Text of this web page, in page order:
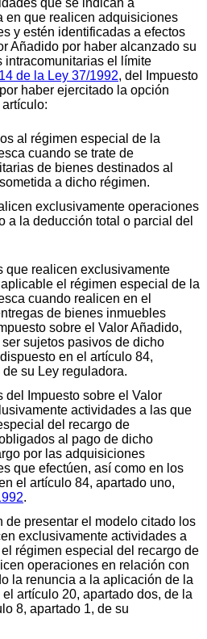
que se indican a
en que realicen adquisiciones
y estén identificadas a efectos
Añadido por haber alcanzado su
el límite
de la Ley 37/1992, del Impuesto
haber ejercitado la opción
al régimen especial de la
cuando se trate de
de bienes destinados al
a dicho régimen.
exclusivamente operaciones
a la deducción total o parcial del
que realicen exclusivamente
el régimen especial de la
cuando realicen en el
de bienes inmuebles
sobre el Valor Añadido,
sujetos pasivos de dicho
en el artículo 84,
su Ley reguladora.
del Impuesto sobre el Valor
actividades a las que
del recargo de
al pago de dicho
por las adquisiciones
que efectúen, así como en los
el artículo 84, apartado uno,
.
de presentar el modelo citado los
exclusivamente actividades a
régimen especial del recargo de
operaciones en relación con
la renuncia a la aplicación de la
artículo 20, apartado dos, de la
8, apartado 1, de su